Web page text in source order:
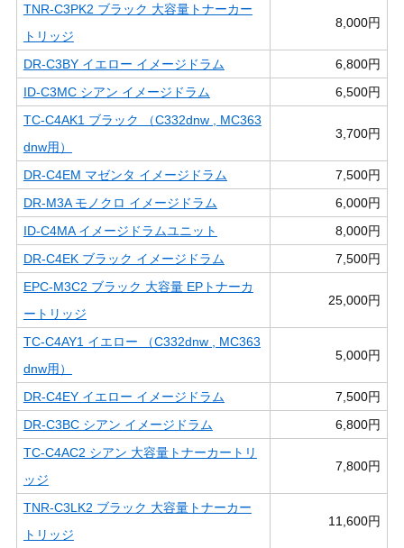
TNR-C3PK2 ブラック 大容量トナーカー
トリッジ
8,000円
DR-C3BY イエロー イメージドラム
6,800円
ID-C3MC シアン イメージドラム
6,500円
TC-C4AK1 ブラック （C332dnw , MC363
dnw用）
3,700円
DR-C4EM マゼンタ イメージドラム
7,500円
DR-M3A モノクロ イメージドラム
6,000円
ID-C4MA イメージドラムユニット
8,000円
DR-C4EK ブラック イメージドラム
7,500円
EPC-M3C2 ブラック 大容量 EPトナーカ
ートリッジ
25,000円
TC-C4AY1 イエロー （C332dnw , MC363
dnw用）
5,000円
DR-C4EY イエロー イメージドラム
7,500円
DR-C3BC シアン イメージドラム
6,800円
TC-C4AC2 シアン 大容量トナーカートリ
ッジ
7,800円
TNR-C3LK2 ブラック 大容量トナーカー
トリッジ
11,600円